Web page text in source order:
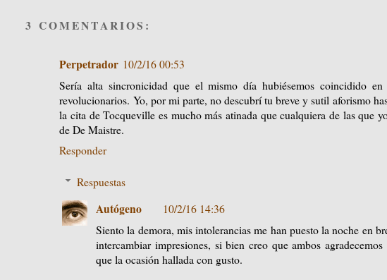
3 COMENTARIOS:
Perpetrador 10/2/16 00:53
Sería alta sincronicidad que el mismo día hubiésemos coincidido
revolucionarios. Yo, por mi parte, no descubrí tu breve y sutil aforismo
la cita de Tocqueville es mucho más atinada que cualquiera de las que
de De Maistre.
Responder
Respuestas
Autógeno
10/2/16 14:36
Siento la demora, mis intolerancias me han puesto la noche en
intercambiar impresiones, si bien creo que ambos
que la ocasión hallada con gusto.